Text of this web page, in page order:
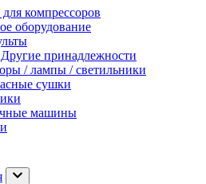
для компрессоров
оборудование
принадлежности
/ лампы / светильники
сушки
машины